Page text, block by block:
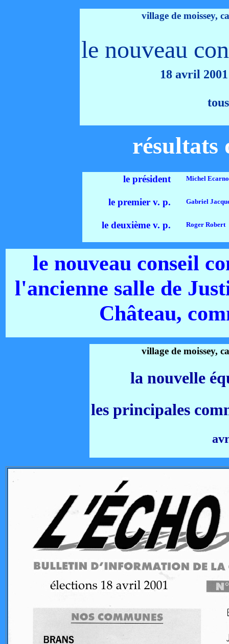
village de moissey,
le nouveau
18 avril
résultats
le président Michel
le premier v. p. Gabriel
le deuxième v. p. Roger Robert
le nouveau conseil
l'ancienne salle de
Château,
village de moissey,
la nouvelle
les principales